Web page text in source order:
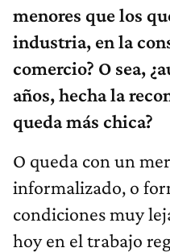
menores que los
industria, en la
comercio? O sea,
años, hecha la
queda más chica?
O queda con un
informalizado, o
condiciones muy
hoy en el trabajo